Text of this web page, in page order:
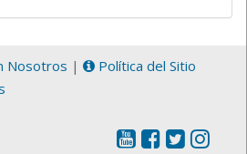
Nosotros |
Política del Sitio